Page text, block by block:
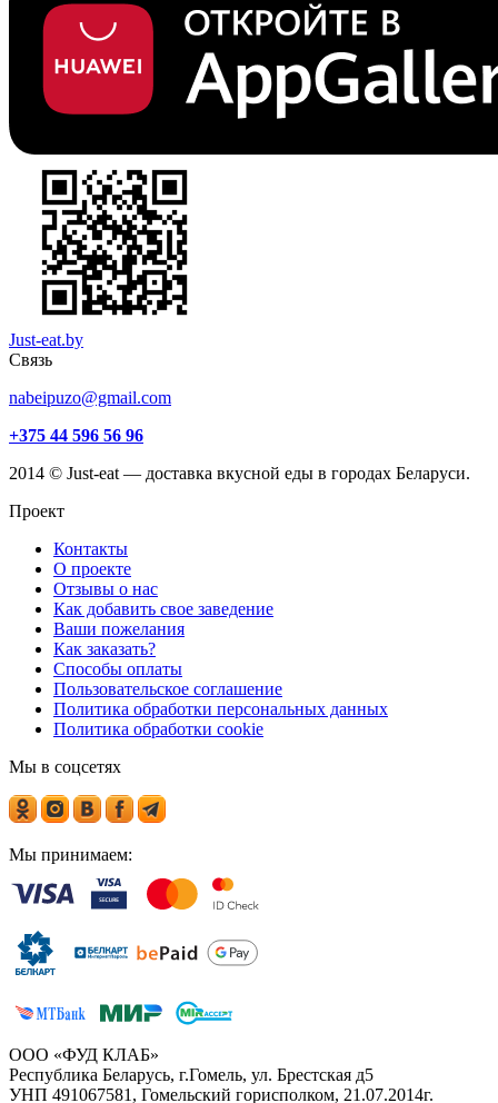
Just-eat.by
Связь
nabeipuzo@gmail.com
+375 44 596 56 96
2014 © Just-eat — доставка вкусной еды в городах Беларуси.
Проект
Контакты
О проекте
Отзывы о нас
Как добавить свое заведение
Ваши пожелания
Как заказать?
Способы оплаты
Пользовательское соглашение
Политика обработки персональных данных
Политика обработки cookie
Мы в соцсетях
Мы принимаем:
ООО «ФУД КЛАБ»
Республика Беларусь, г.Гомель, ул. Брестская д5
УНП 491067581, Гомельский горисполком, 21.07.2014г.